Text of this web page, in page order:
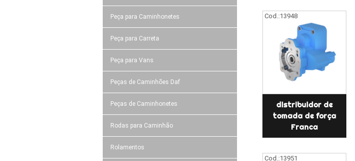
Peça para Caminhonetes
Peça para Carreta
Peça para Vans
Peças de Caminhões Daf
Peças de Caminhonetes
Rodas para Caminhão
Rolamentos
Cod.:13948
distribuidor de
tomada de força
Franca
Cod.:13951